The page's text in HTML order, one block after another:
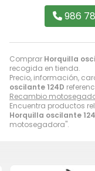
Comprar Horquilla
recogida en tienda.
Precio, información,
oscilante 124D
Recambio
Encuentra productos
Horquilla oscilante
motosegadora".
986